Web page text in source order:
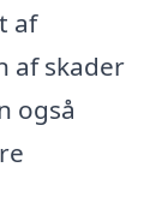
af
af skader
også